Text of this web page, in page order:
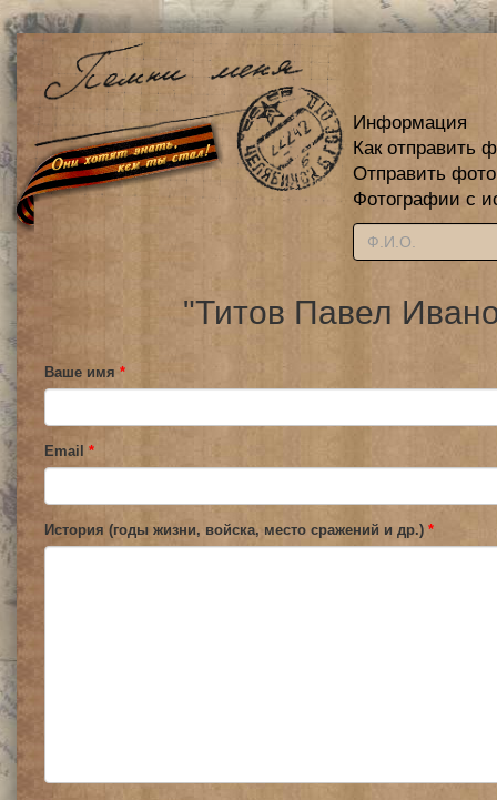
Информация
Как отправить
Отправить
Фотографии с
"Титов Павел
Ваше имя *
Email *
История (годы жизни, войска, место сражений и др.) *